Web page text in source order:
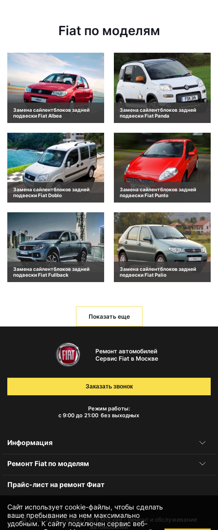
Fiat по моделям
Замена сайлентблоков задней
подвески Fiat Albea
Замена сайлентблоков задней
подвески Fiat Panda
Замена сайлентблоков задней
подвески Fiat Doblo
Замена сайлентблоков задней
подвески Fiat Punto
Замена сайлентблоков задней
подвески Fiat Fullback
Замена сайлентблоков задней
подвески Fiat Palio
Показать еще
Сайт использует cookie-файлы, чтобы сделать
ваше пребывание на нем максимально
удобным. К cайту подключен сервис веб-
Ремонт автомобилей
Сервис Fiat в Москве
Режим работы:
с 9:00 до 21:00 без выходных
Заказать звонок
Информация
Ремонт Fiat по моделям
Прайс-лист на ремонт Фиат
© 2010-2026Сервис Fiat в Москве – ремонт и обслуживание
автомобилей